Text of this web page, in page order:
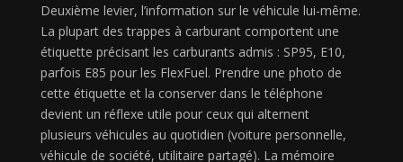
Deuxième levier, l’information sur le véhicule lui-même.
La plupart des trappes à carburant comportent une
étiquette précisant les carburants admis : SP95, E10,
parfois E85 pour les FlexFuel. Prendre une photo de
cette étiquette et la conserver dans le téléphone
devient un réflexe utile pour ceux qui alternent
plusieurs véhicules au quotidien (voiture personnelle,
véhicule de société, utilitaire partagé). La mémoire